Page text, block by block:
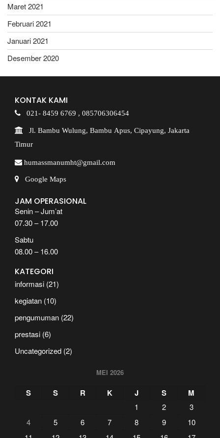
Maret 2021
Februari 2021
Januari 2021
Desember 2020
KONTAK KAMI
021- 8459 6769 , 085706306454
Jl. Bambu Wulung, Bambu Apus, Cipayung, Jakarta
Timur
humassmanumht@gmail.com
Google Maps
JAM OPERASIONAL
Senin – Jum’at
07.30 – 17.00
Sabtu
08.00 – 16.00
KATEGORI
informasi (21)
kegiatan (10)
pengumuman (22)
prestasi (6)
Uncategorized (2)
MEI 2026
S S R K J S M
1 2
3
4
5 6 7 8 9
10